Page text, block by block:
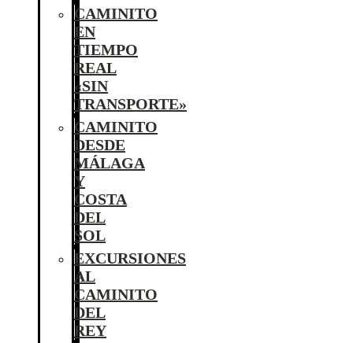
CAMINITO
EN
TIEMPO
REAL
«SIN
TRANSPORTE»
CAMINITO
DESDE
MÁLAGA
Y
COSTA
DEL
SOL
EXCURSIONES
AL
CAMINITO
DEL
REY